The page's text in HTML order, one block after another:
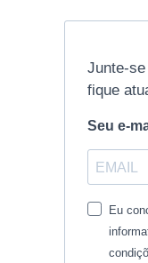
Junte-
fique
Seu e-
Eu